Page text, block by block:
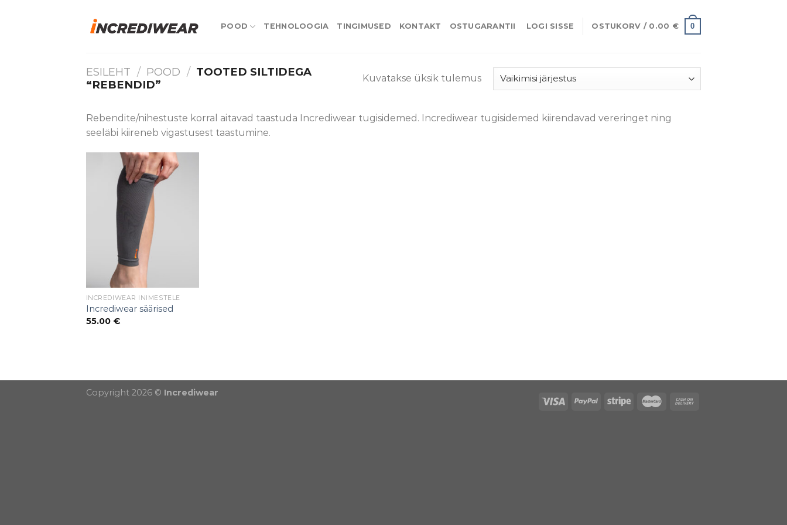
POOD TEHNOLOOGIA TINGIMUSED KONTAKT OSTUGARANTII LOGI SISSE OSTUKORV / 0.00 € 0
ESILEHT / POOD / TOOTED SILTIDEGA
“REBENDID”
Kuvatakse üksik tulemus
Rebendite/nihestuste korral aitavad taastuda Incrediwear tugisidemed. Incrediwear tugisidemed kiirendavad vereringet ning
seeläbi kiireneb vigastusest taastumine.
INCREDIWEAR INIMESTELE
Incrediwear säärised
55.00 €
Copyright 2026 © Incrediwear